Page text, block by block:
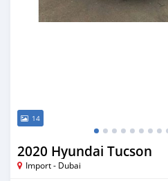
14
2020 Hyundai Tucson
Import - Dubai